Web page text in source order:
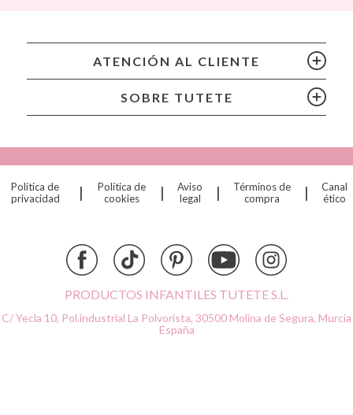
Cristina de Jos'h
Djeco
ATENCIÓN AL CLIENTE
SOBRE TUTETE
Política de
privacidad
|
Política de
cookies
|
Aviso
legal
|
Términos de
compra
|
Canal
ético
PRODUCTOS INFANTILES TUTETE S.L.
C/ Yecla 10, Pol.industrial La Polvorista, 30500 Molina de Segura, Murcia
España